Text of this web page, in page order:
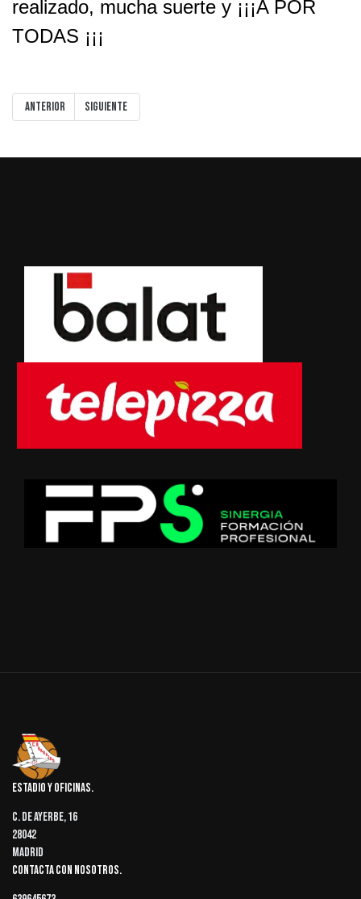
realizado, mucha suerte y ¡¡¡A POR
TODAS ¡¡¡
Artículo anterior: INICIO DE ENTRENAMIENTOS
Anterior Artículo siguiente: ALEVIN A, CAMPEÓN 23-24
Siguiente
Estadio y oficinas
C. de Ayerbe, 16
28042
Madrid
Contacta con nosotros